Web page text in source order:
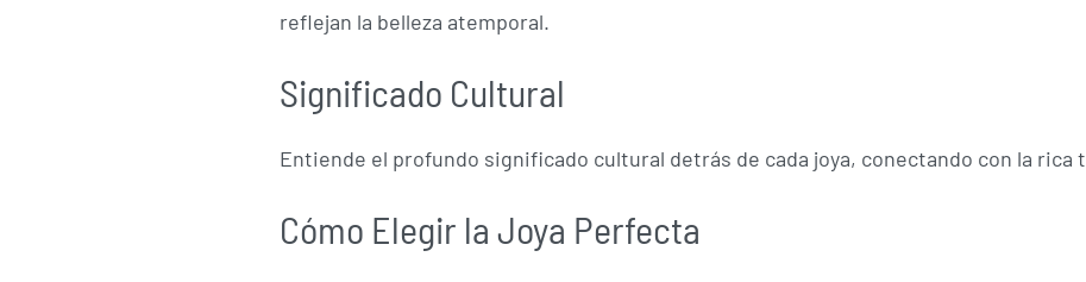
reflejan la belleza atemporal.
Significado Cultural
Entiende el profundo significado cultural detrás de cada joya, conectando con la rica
Cómo Elegir la Joya Perfecta